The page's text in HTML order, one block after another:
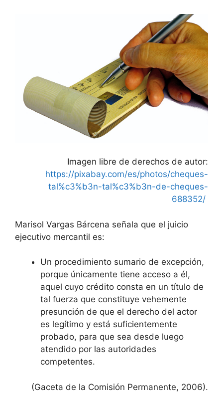
Imagen libre de derechos de autor:
https://pixabay.com/es/photos/cheques-
tal%c3%b3n-tal%c3%b3n-de-cheques-
688352/
Marisol Vargas Bárcena señala que el juicio
ejecutivo mercantil es:
Un procedimiento sumario de excepción,
porque únicamente tiene acceso a él,
aquel cuyo crédito consta en un título de
tal fuerza que constituye vehemente
presunción de que el derecho del actor
es legítimo y está suficientemente
probado, para que sea desde luego
atendido por las autoridades
competentes.
(Gaceta de la Comisión Permanente, 2006).